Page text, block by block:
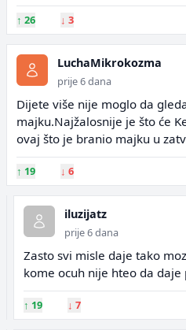
↑ 26 ↓ 3
LuchaMikrokozma
prije 6 dana
Dijete više nije moglo da
majku.Najžalosnije je što će
ovaj što je branio majku u
↑ 19 ↓ 6
iluzijatz
prije 6 dana
Zasto svi misle daje tako
kome ocuh nije hteo da daje
↑ 19 ↓ 7